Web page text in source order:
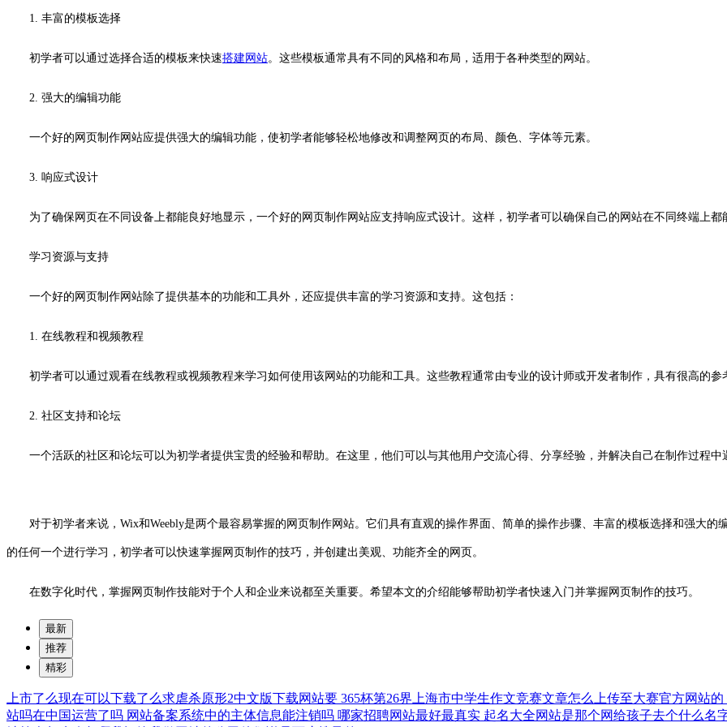
1. 丰富的模板选择
初学者可以通过选择合适的模板来快速搭建网站。这些模板通常具有不同的风格和布局，适用于各种类型的网站。
2. 强大的编辑功能
一个好的网页制作网站应提供强大的编辑功能，使初学者能够轻松地修改和调整网页的布局、颜色、字体等元素。
3. 响应式设计
为了确保网页在不同设备上都能良好地显示，一个好的网页制作网站应支持响应式设计。这样，初学者可以确保自己的网站在不同终端上都
学习资源与支持
一个好的网页制作网站除了提供基本的功能和工具外，还应提供丰富的学习资源和支持。这包括：
1. 在线教程和视频教程
初学者可以通过观看在线教程或视频教程来学习如何使用该网站的功能和工具。这些教程通常由专业的设计师或开发者制作，具有很高的参
2. 社区支持和论坛
一个活跃的社区和论坛可以为初学者提供宝贵的经验和帮助。在这里，他们可以与其他用户交流心得、分享经验，并解决自己在制作过程中
对于初学者来说，Wix和Weebly是两个最容易掌握的网页制作网站。它们具有直观的操作界面、简单的操作步骤、丰富的模板选择和强大的
的任何一个进行学习，初学者可以快速掌握网页制作的技巧，并创建出美观、功能齐全的网页。
在数字化时代，掌握网页制作技能对于个人和企业来说都至关重要。希望本文的介绍能够帮助初学者快速入门并掌握网页制作的技巧。
最新
推荐
精彩
上市了么现在可以下载了么求虐杀原形2中文版下载网站要 365杯第26界上海市中学生作文竞赛文章怎么上传至大赛官方网站的
站吗在中国运营了吗 网站备案系统中的主体信息能注销吗 哪家招聘网站最好最真实 起名大全网站是那个网给孩子去个什么名